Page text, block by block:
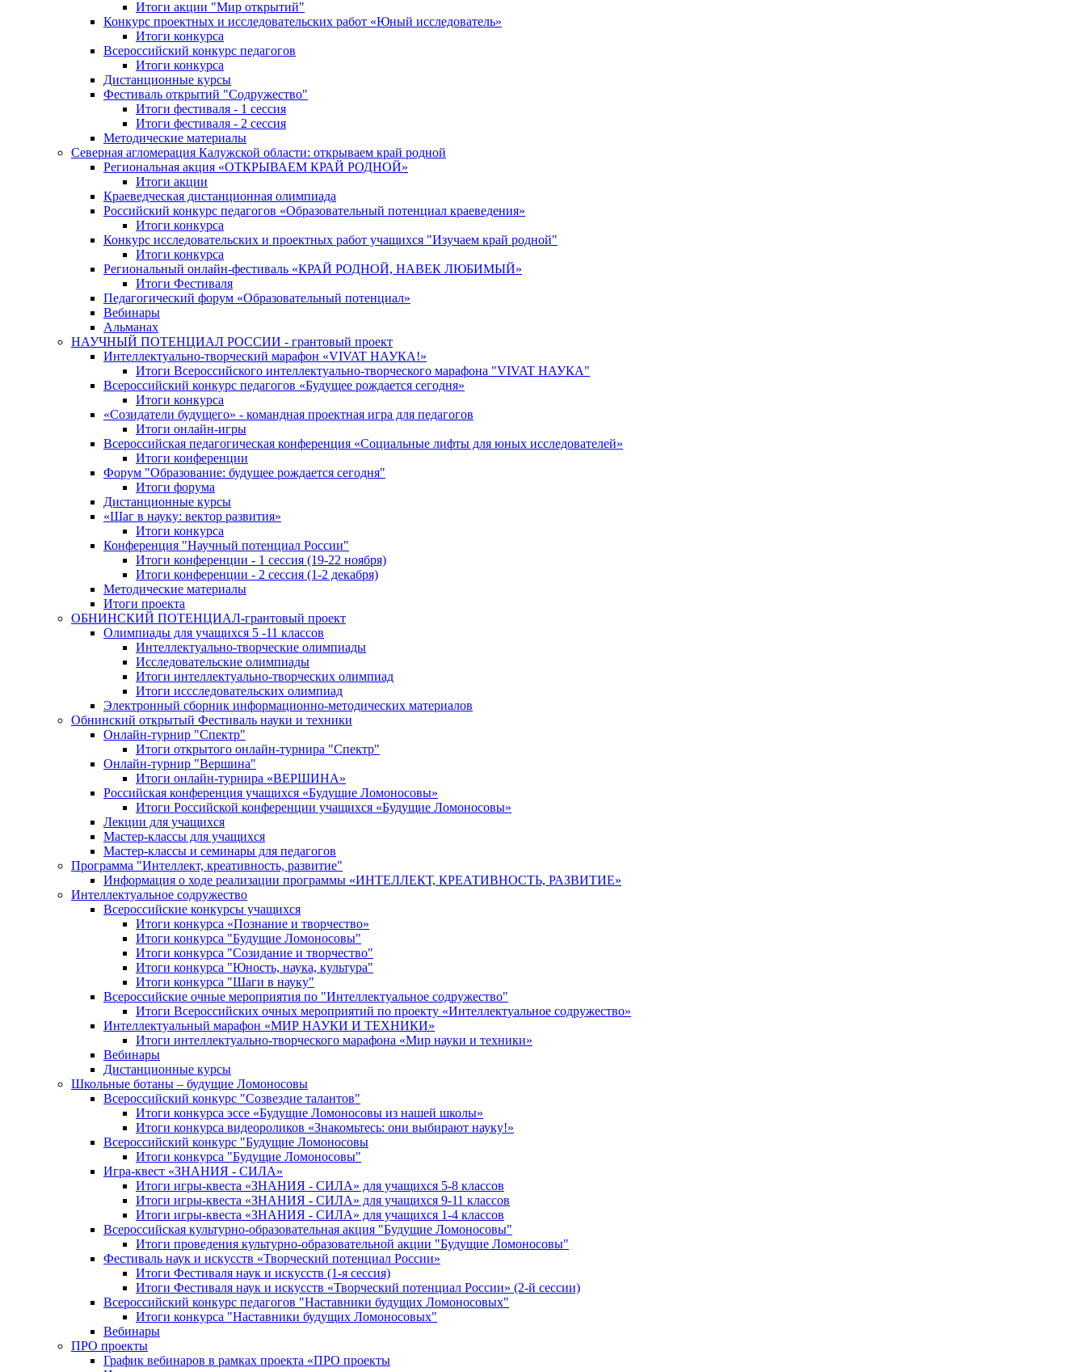
Итоги акции "Мир открытий"
Конкурс проектных и исследовательских работ «Юный исследователь»
Итоги конкурса
Всероссийский конкурс педагогов
Итоги конкурса
Дистанционные курсы
Фестиваль открытий "Содружество"
Итоги фестиваля - 1 сессия
Итоги фестиваля - 2 сессия
Методические материалы
Северная агломерация Калужской области: открываем край родной
Региональная акция «ОТКРЫВАЕМ КРАЙ РОДНОЙ»
Итоги акции
Краеведческая дистанционная олимпиада
Российский конкурс педагогов «Образовательный потенциал краеведения»
Итоги конкурса
Конкурс исследовательских и проектных работ учащихся "Изучаем край родной"
Итоги конкурса
Региональный онлайн-фестиваль «КРАЙ РОДНОЙ, НАВЕК ЛЮБИМЫЙ»
Итоги Фестиваля
Педагогический форум «Образовательный потенциал»
Вебинары
Альманах
НАУЧНЫЙ ПОТЕНЦИАЛ РОССИИ - грантовый проект
Интеллектуально-творческий марафон «VIVAT НАУКА!»
Итоги Всероссийского интеллектуально-творческого марафона "VIVAT НАУКА"
Всероссийский конкурс педагогов «Будущее рождается сегодня»
Итоги конкурса
«Cозидатели будущего» - командная проектная игра для педагогов
Итоги онлайн-игры
Всероссийская педагогическая конференция «Cоциальные лифты для юных исследователей»
Итоги конференции
Форум "Образование: будущее рождается сегодня"
Итоги форума
Дистанционные курсы
«Шаг в науку: вектор развития»
Итоги конкурса
Конференция "Научный потенциал России"
Итоги конференции - 1 сессия (19-22 ноября)
Итоги конференции - 2 сессия (1-2 декабря)
Методические материалы
Итоги проекта
ОБНИНСКИЙ ПОТЕНЦИАЛ-грантовый проект
Олимпиады для учащихся 5 -11 классов
Интеллектуально-творческие олимпиады
Исследовательские олимпиады
Итоги интеллектуально-творческих олимпиад
Итоги иссследовательских олимпиад
Электронный сборник информационно-методических материалов
Обнинский открытый Фестиваль науки и техники
Онлайн-турнир "Спектр"
Итоги открытого онлайн-турнира "Спектр"
Онлайн-турнир "Вершина"
Итоги онлайн-турнира «ВЕРШИНА»
Российская конференция учащихся «Будущие Ломоносовы»
Итоги Российской конференции учащихся «Будущие Ломоносовы»
Лекции для учащихся
Мастер-классы для учащихся
Мастер-классы и семинары для педагогов
Программа "Интеллект, креативность, развитие"
Информация о ходе реализации программы «ИНТЕЛЛЕКТ, КРЕАТИВНОСТЬ, РАЗВИТИЕ»
Интеллектуальное содружество
Всероссийские конкурсы учащихся
Итоги конкурса «Познание и творчество»
Итоги конкурса "Будущие Ломоносовы"
Итоги конкурса "Созидание и творчество"
Итоги конкурса "Юность, наука, культура"
Итоги конкурса "Шаги в науку"
Всероссийские очные мероприятия по "Интеллектуальное содружество"
Итоги Всероссийских очных мероприятий по проекту «Интеллектуальное содружество»
Интеллектуальный марафон «МИР НАУКИ И ТЕХНИКИ»
Итоги интеллектуально-творческого марафона «Мир науки и техники»
Вебинары
Дистанционные курсы
Школьные ботаны – будущие Ломоносовы
Всероссийский конкурс "Созвездие талантов"
Итоги конкурса эссе «Будущие Ломоносовы из нашей школы»
Итоги конкурса видеороликов «Знакомьтесь: они выбирают науку!»
Всероссийский конкурс "Будущие Ломоносовы
Итоги конкурса "Будущие Ломоносовы"
Игра-квест «ЗНАНИЯ - СИЛА»
Итоги игры-квеста «ЗНАНИЯ - СИЛА» для учащихся 5-8 классов
Итоги игры-квеста «ЗНАНИЯ - СИЛА» для учащихся 9-11 классов
Итоги игры-квеста «ЗНАНИЯ - СИЛА» для учащихся 1-4 классов
Всероссийская культурно-образовательная акция "Будущие Ломоносовы"
Итоги проведения культурно-образовательной акции "Будущие Ломоносовы"
Фестиваль наук и искусств «Творческий потенциал России»
Итоги Фестиваля наук и искусств (1-я сессия)
Итоги Фестиваля наук и искусств «Творческий потенциал России» (2-й сессии)
Всероссийский конкурс педагогов "Наставники будущих Ломоносовых"
Итоги конкурса "Наставники будущих Ломоносовых"
Вебинары
ПРО проекты
График вебинаров в рамках проекта «ПРО проекты